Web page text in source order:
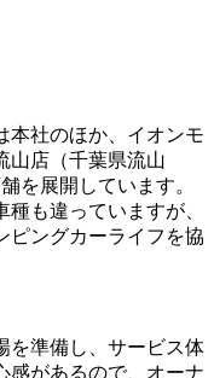
本社のほか、イオンモ
山店（千葉県流山
を展開しています。
も違っていますが、
ピングカーライフを協
を準備し、サービス体
感があるので、オーナ